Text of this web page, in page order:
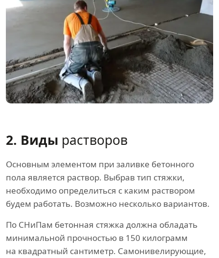
2. Виды растворов
Основным элементом при заливке бетонного
пола является раствор. Выбрав тип стяжки,
необходимо определиться с каким раствором
будем работать. Возможно несколько вариантов.
По СНиПам бетонная стяжка должна обладать
минимальной прочностью в 150 килограмм
на квадратный сантиметр. Самонивелирующие,